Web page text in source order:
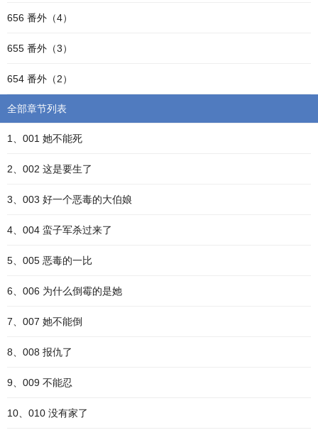
656 番外（4）
655 番外（3）
654 番外（2）
全部章节列表
1、001 她不能死
2、002 这是要生了
3、003 好一个恶毒的大伯娘
4、004 蛮子军杀过来了
5、005 恶毒的一比
6、006 为什么倒霉的是她
7、007 她不能倒
8、008 报仇了
9、009 不能忍
10、010 没有家了